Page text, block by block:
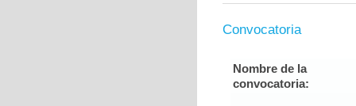
Convocatoria
Nombre de la
convocatoria: